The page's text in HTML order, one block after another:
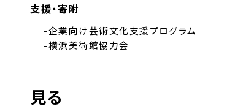
支援・寄附
-企業向け芸術文化支援プログラム
-横浜美術館協力会
見る